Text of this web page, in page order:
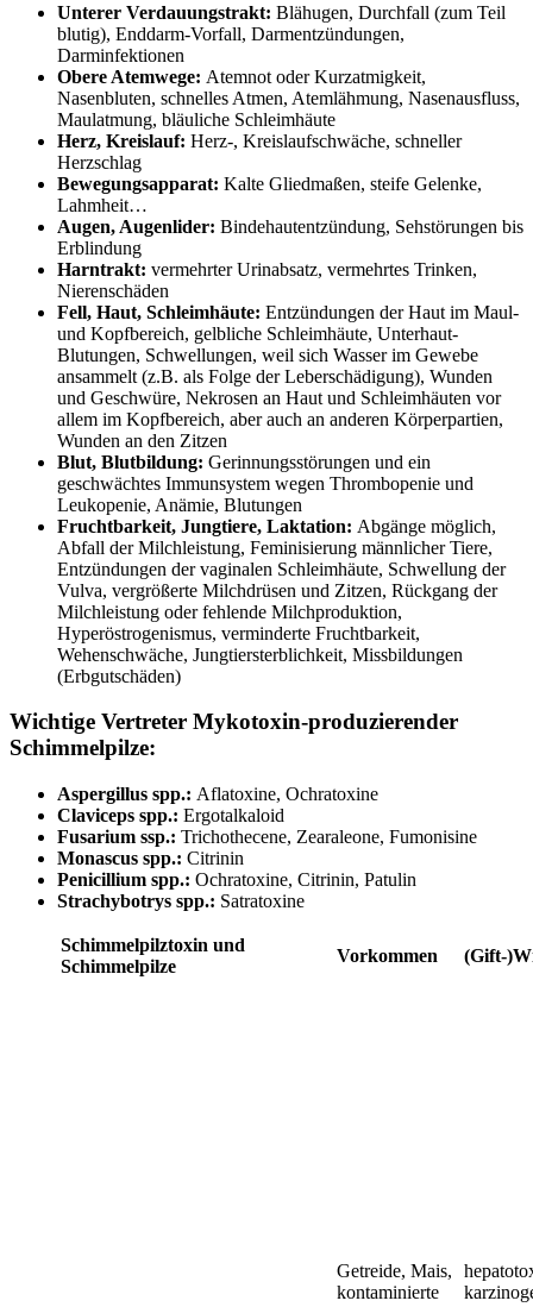
Unterer Verdauungstrakt: Blähugen, Durchfall (zum Teil
blutig), Enddarm-Vorfall, Darmentzündungen,
Darminfektionen
Obere Atemwege: Atemnot oder Kurzatmigkeit,
Nasenbluten, schnelles Atmen, Atemlähmung, Nasenausfluss,
Maulatmung, bläuliche Schleimhäute
Herz, Kreislauf: Herz-, Kreislaufschwäche, schneller
Herzschlag
Bewegungsapparat: Kalte Gliedmaßen, steife Gelenke,
Lahmheit…
Augen, Augenlider: Bindehautentzündung, Sehstörungen bis
Erblindung
Harntrakt: vermehrter Urinabsatz, vermehrtes Trinken,
Nierenschäden
Fell, Haut, Schleimhäute: Entzündungen der Haut im Maul-
und Kopfbereich, gelbliche Schleimhäute, Unterhaut-
Blutungen, Schwellungen, weil sich Wasser im Gewebe
ansammelt (z.B. als Folge der Leberschädigung), Wunden
und Geschwüre, Nekrosen an Haut und Schleimhäuten vor
allem im Kopfbereich, aber auch an anderen Körperpartien,
Wunden an den Zitzen
Blut, Blutbildung: Gerinnungsstörungen und ein
geschwächtes Immunsystem wegen Thrombopenie und
Leukopenie, Anämie, Blutungen
Fruchtbarkeit, Jungtiere, Laktation: Abgänge möglich,
Abfall der Milchleistung, Feminisierung männlicher Tiere,
Entzündungen der vaginalen Schleimhäute, Schwellung der
Vulva, vergrößerte Milchdrüsen und Zitzen, Rückgang der
Milchleistung oder fehlende Milchproduktion,
Hyperöstrogenismus, verminderte Fruchtbarkeit,
Wehenschwäche, Jungtiersterblichkeit, Missbildungen
(Erbgutschäden)
Wichtige Vertreter Mykotoxin-produzierender
Schimmelpilze:
Aspergillus spp.: Aflatoxine, Ochratoxine
Claviceps spp.: Ergotalkaloid
Fusarium ssp.: Trichothecene, Zearaleone, Fumonisine
Monascus spp.: Citrinin
Penicillium spp.: Ochratoxine, Citrinin, Patulin
Strachybotrys spp.: Satratoxine
Schimmelpilztoxin und
Schimmelpilze
Vorkommen (Gift-
Getreide, Mais,
kontaminierte